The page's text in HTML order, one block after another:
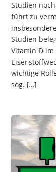
Studien
führt zu
Studien
Vitamin D
wichtige
sog. […]